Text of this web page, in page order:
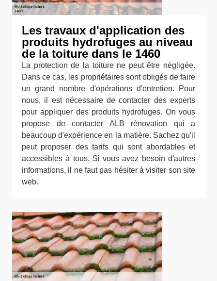
Les travaux d'application des
produits hydrofuges au niveau
de la toiture dans le 1460
La protection de la toiture ne peut être négligée.
Dans ce cas, les propriétaires sont obligés de faire
un grand nombre d'opérations d'entretien. Pour
nous, il est nécessaire de contacter des experts
pour appliquer des produits hydrofuges. On vous
propose de contacter ALB rénovation qui a
beaucoup d'expérience en la matière. Sachez qu'il
peut proposer des tarifs qui sont abordables et
accessibles à tous. Si vous avez besoin d'autres
informations, il ne faut pas hésiter à visiter son site
web.